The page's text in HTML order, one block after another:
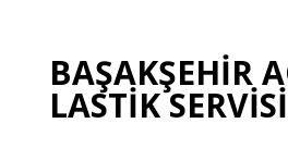
BAŞAKŞEHİR
LASTİK SERVİSİ